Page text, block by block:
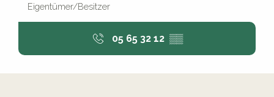
Eigentümer/Besitzer
05 65 32 12 ▒▒